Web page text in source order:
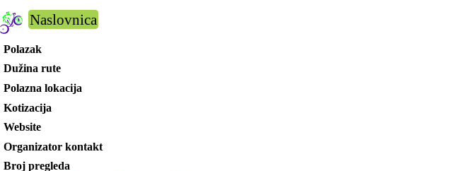
Naslovnica
Polazak
Dužina rute
Polazna lokacija
Kotizacija
Website
Organizator kontakt
Broj pregleda